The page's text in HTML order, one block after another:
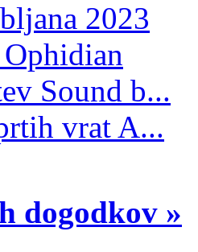
2023
Sound b...
vrat A...
dogodkov »